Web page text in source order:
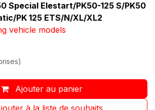
Special Elestart/​PK50-125 S/​PK50
​PK 125 ETS/​N/​XL/​XL2
vehicle models
Ajouter au panier